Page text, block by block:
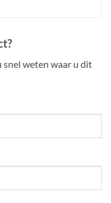
snel weten waar u dit